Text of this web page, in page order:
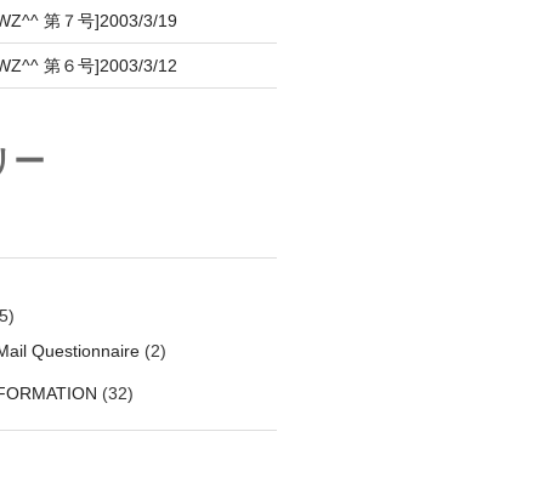
第７号]2003/3/19
第６号]2003/3/12
ー
Questionnaire(2)
(32)